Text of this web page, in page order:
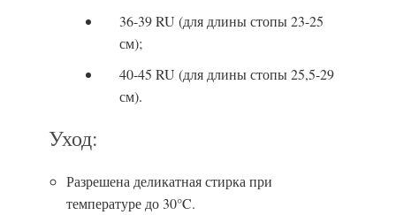
36-39 RU (для длины стопы 23-25
см);
40-45 RU (для длины стопы 25,5-29
см).
Уход:
Разрешена деликатная стирка при
температуре до 30°C.